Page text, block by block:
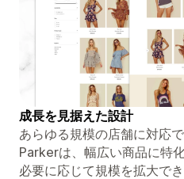
成長を見据えた設計
あらゆる規模の店舗に対応
Parkerは、幅広い商品に特
必要に応じて規模を拡大でき